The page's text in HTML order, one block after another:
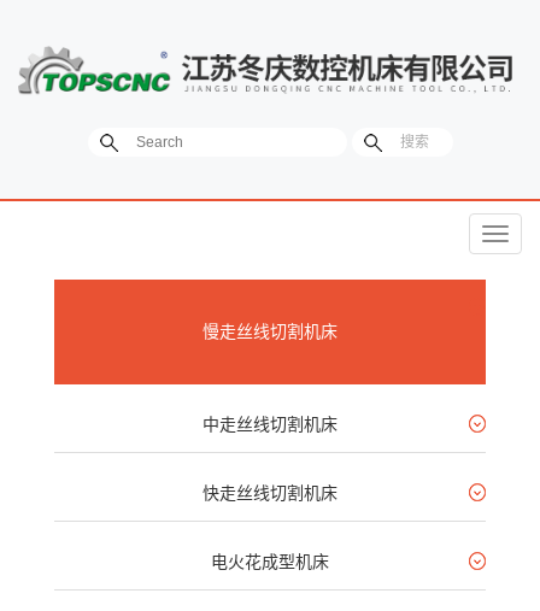
菜
慢走丝线切割机床
中走丝线切割机床
快走丝线切割机床
电火花成型机床